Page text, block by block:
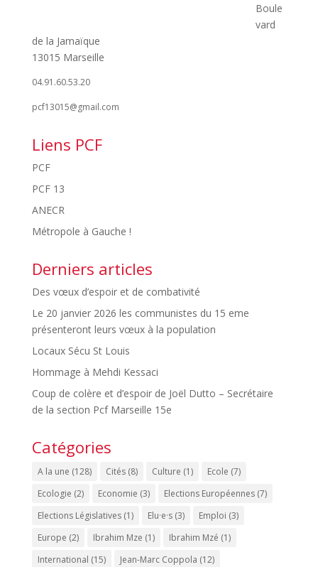
Boule
vard
de la Jamaïque
13015 Marseille
04.91.60.53.20
pcf13015@gmail.com
Liens PCF
PCF
PCF 13
ANECR
Métropole à Gauche !
Derniers articles
Des vœux d’espoir et de combativité
Le 20 janvier 2026 les communistes du 15 eme
présenteront leurs vœux à la population
Locaux Sécu St Louis
Hommage à Mehdi Kessaci
Coup de colère et d’espoir de Joël Dutto – Secrétaire
de la section Pcf Marseille 15e
Catégories
A la une (128) Cités(8) Culture (1) Ecole (7)
Ecologie (2) Economie (3) Elections Européennes(7)
Elections Législatives(1) Elu·e·s(3) Emploi (3)
Europe (2) Ibrahim Mze (1) Ibrahim Mzé (1)
International (15) Jean-Marc Coppola (12)